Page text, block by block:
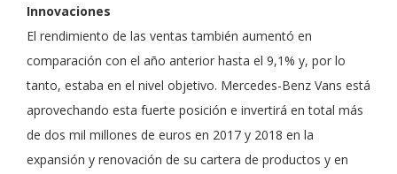
Innovaciones
El rendimiento de las ventas también aumentó en
comparación con el año anterior hasta el 9,1% y, por lo
tanto, estaba en el nivel objetivo. Mercedes-Benz Vans está
aprovechando esta fuerte posición e invertirá en total más
de dos mil millones de euros en 2017 y 2018 en la
expansión y renovación de su cartera de productos y en